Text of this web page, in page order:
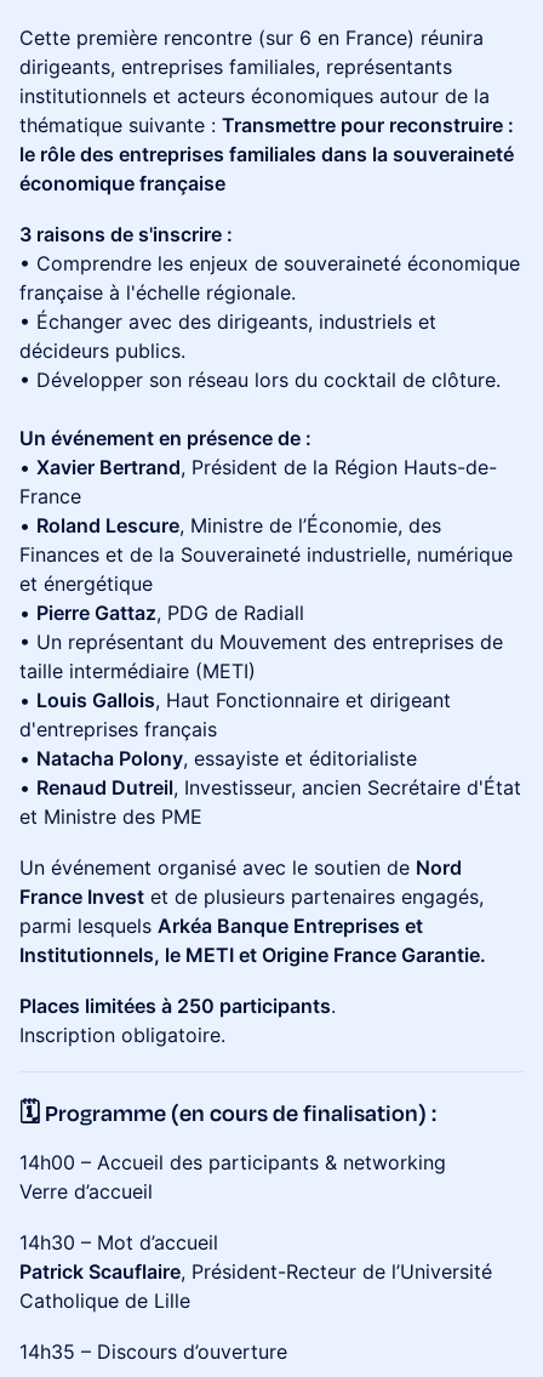
Cette première rencontre (sur 6 en France) réunira
dirigeants, entreprises familiales, représentants
institutionnels et acteurs économiques autour de la
thématique suivante : Transmettre pour reconstruire :
le rôle des entreprises familiales dans la souveraineté
économique française
3 raisons de s'inscrire :
• Comprendre les enjeux de souveraineté économique
française à l'échelle régionale.
• Échanger avec des dirigeants, industriels et
décideurs publics.
• Développer son réseau lors du cocktail de clôture.
Un événement en présence de :
• Xavier Bertrand, Président de la Région Hauts-de-
France
• ​Roland Lescure, Ministre de l’Économie, des
Finances et de la Souveraineté industrielle, numérique
et énergétique
• Pierre Gattaz, PDG de Radiall
• Un représentant du Mouvement des entreprises de
taille intermédiaire (METI)
• Louis Gallois, Haut Fonctionnaire et dirigeant
d'entreprises français
• Natacha Polony, essayiste et éditorialiste
• Renaud Dutreil, Investisseur, ancien Secrétaire d'État
et Ministre des PME
Un événement organisé avec le soutien de Nord
France Invest et de plusieurs partenaires engagés,
parmi lesquels Arkéa Banque Entreprises et
Institutionnels, le METI et Origine France Garantie.
Places limitées à 250 participants.
Inscription obligatoire.
🗓️ Programme (en cours de finalisation) :
14h00 – Accueil des participants & networking
Verre d’accueil
14h30 – Mot d’accueil
Patrick Scauflaire, Président-Recteur de l’Université
Catholique de Lille
14h35 – Discours d’ouverture